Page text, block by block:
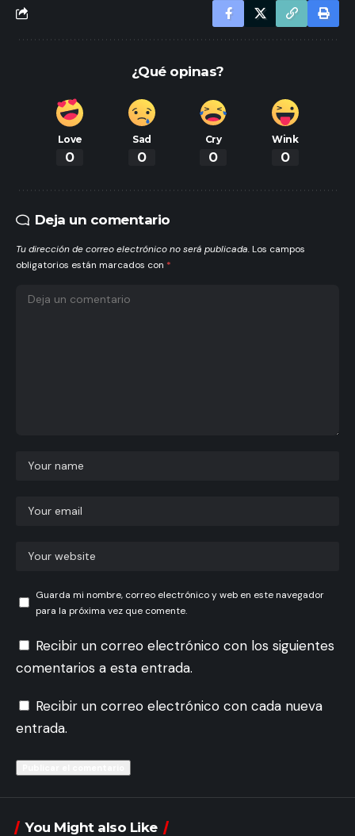
¿Qué opinas?
Love
0
Sad
0
Cry
0
Wink
0
Deja un comentario
Tu dirección de correo electrónico no será publicada. Los campos
obligatorios están marcados con *
Guarda mi nombre, correo electrónico y web en este navegador
para la próxima vez que comente.
Recibir un correo electrónico con los siguientes
comentarios a esta entrada.
Recibir un correo electrónico con cada nueva
entrada.
You Might also Like